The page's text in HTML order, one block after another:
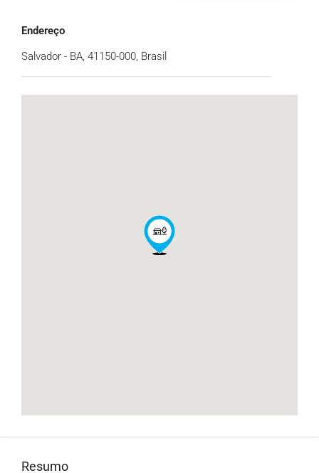
Endereço
Salvador - BA, 41150-000, Brasil
Resumo